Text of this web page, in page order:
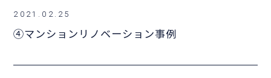
2021.02.25
④マンションリノベーション事例